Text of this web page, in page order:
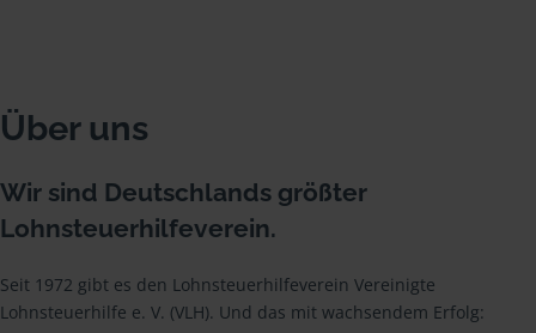
Über uns
Wir sind Deutschlands größter
Lohnsteuerhilfeverein.
Seit 1972 gibt es den Lohnsteuerhilfeverein Vereinigte
Lohnsteuerhilfe e. V. (VLH). Und das mit wachsendem Erfolg: